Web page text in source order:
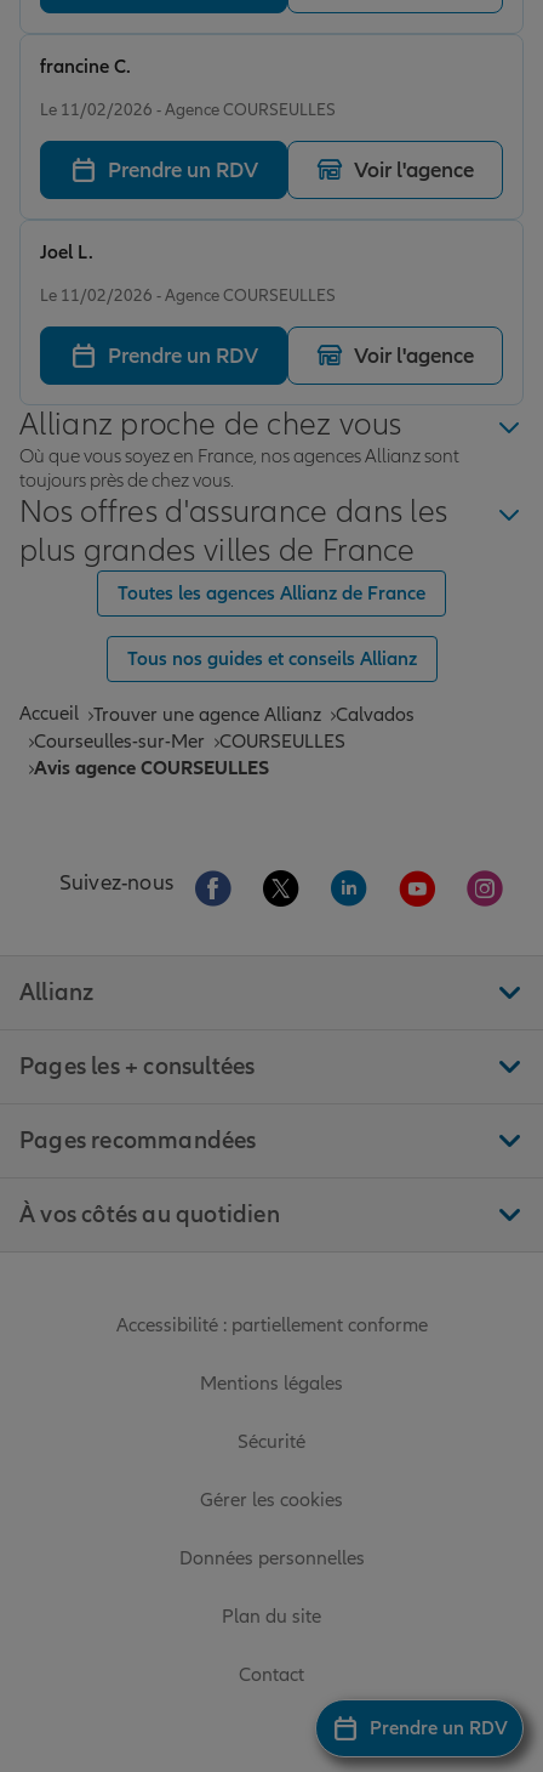
Prendre un RDV
Le 11/02/2026 - Agence COURSEULLES
francine C.
Prendre un RDV Voir l'agence
Le 11/02/2026 - Agence COURSEULLES
Joel L.
Prendre un RDV Voir l'agence
Allianz proche de chez vous
Où que vous soyez en France, nos agences Allianz sont
toujours près de chez vous.
Nos offres d'assurance dans les
plus grandes villes de France
Toutes les agences Allianz de France
Tous nos guides et conseils Allianz
Accueil Trouver une agence Allianz Calvados
Courseulles-sur-Mer
COURSEULLES
Avis agence COURSEULLES
Suivez-nous Aller sur la page Facebook de Allianz
Aller sur la page Twitter de
Aller sur la page
Aller sur la
Aller
Allianz
Pages les + consultées
Pages recommandées
À vos côtés au quotidien
Accessibilité : partiellement conforme
Mentions légales
Sécurité
Gérer les cookies
Données personnelles
Plan du site
Contact